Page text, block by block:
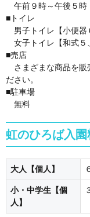
午前９時～午後５時
■トイレ
男子トイレ【小便器
女子トイレ【和式５
■売店
さまざまな商品を販
ださい。
■駐車場
無料
虹のひろば入園
大人【個人】
小・中学生【個
人】